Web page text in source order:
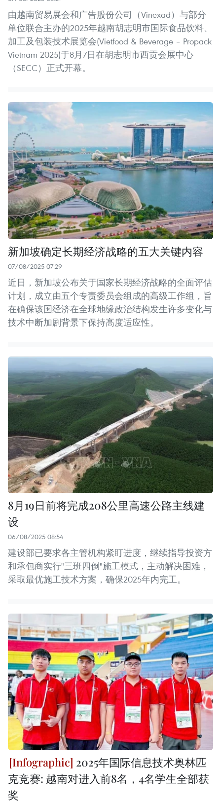
由越南贸易展会和广告股份公司（Vinexad）与部分
单位联合主办的2025年越南胡志明市国际食品饮料、
加工及包装技术展览会(Vietfood & Beverage – Propack
Vietnam 2025)于8月7日在胡志明市西贡会展中心
（SECC）正式开幕。
新加坡确定长期经济战略的五大关键内容
07/08/2025 07:29
近日，新加坡公布关于国家长期经济战略的全面评估
计划，成立由五个专责委员会组成的高级工作组，旨
在确保该国经济在全球地缘政治结构发生许多变化与
技术中断加剧背景下保持高度适应性。
8月19日前将完成208公里高速公路主线建
设
06/08/2025 08:54
建设部已要求各主管机构紧盯进度，继续指导投资方
和承包商实行"三班四倒"施工模式，主动解决困难，
采取最优施工技术方案，确保2025年内完工。
2025年国际信息技术奥林匹
克竞赛: 越南对进入前8名，4名学生全部获
奖